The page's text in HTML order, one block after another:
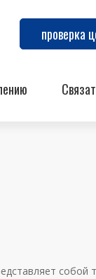
проверка
собой